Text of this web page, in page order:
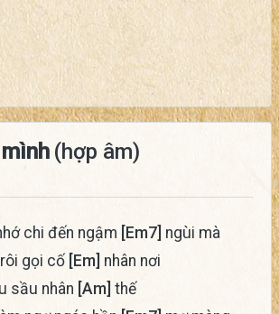
(hợp âm)
chi đến ngậm [Em7] ngùi mà
gọi cố [Em] nhân nơi
sầu nhân [Am] thế